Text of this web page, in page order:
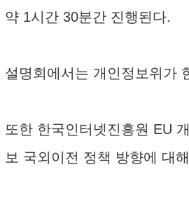
약 1시간 30분간 진행된다.
설명회에서는 개인정보위가
또한 한국인터넷진흥원 EU
보 국외이전 정책 방향에 대